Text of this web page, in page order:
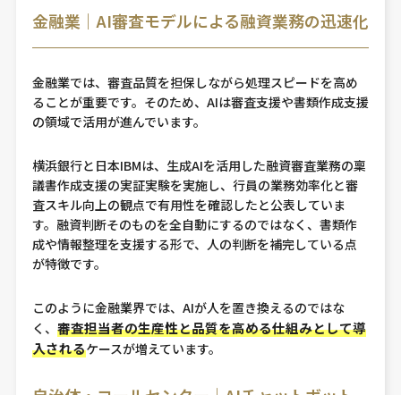
金融業｜AI審査モデルによる融資業務の迅速化
金融業では、審査品質を担保しながら処理スピードを高め
ることが重要です。そのため、AIは審査支援や書類作成支援
の領域で活用が進んでいます。
横浜銀行と日本IBMは、生成AIを活用した融資審査業務の稟
議書作成支援の実証実験を実施し、行員の業務効率化と審
査スキル向上の観点で有用性を確認したと公表していま
す。融資判断そのものを全自動にするのではなく、書類作
成や情報整理を支援する形で、人の判断を補完している点
が特徴です。
このように金融業界では、AIが人を置き換えるのではな
く、 審査担当者の生産性と品質を高める仕組みとして導
入されるケースが増えています。